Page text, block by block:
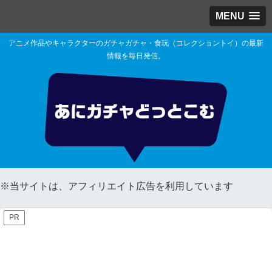
MENU
アニメ作品やキャラクターのガチャガチャ・食玩（コレクショントイ）の最新
情報を毎日発信。
※当サイトは、アフィリエイト広告を利用しています
PR